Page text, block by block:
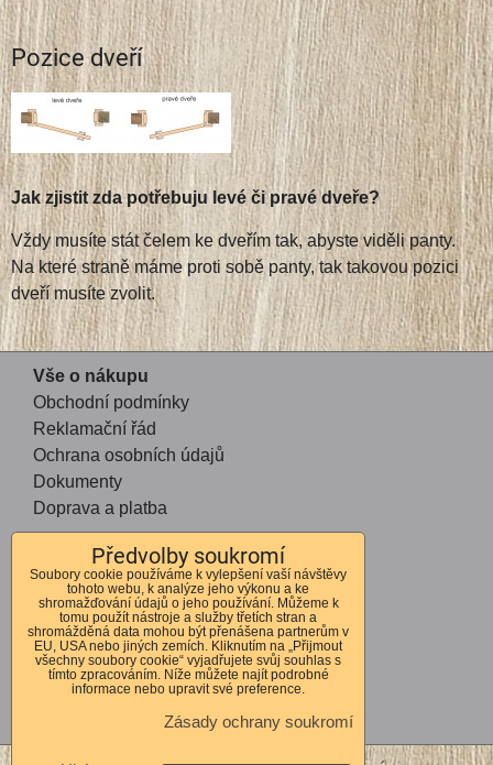
Pozice dveří
Jak zjistit zda potřebuju levé či pravé dveře?
Vždy musíte stát čelem ke dveřím tak, abyste viděli panty.
Na které straně máme proti sobě panty, tak takovou pozici
dveří musíte zvolit.
Vše o nákupu
Obchodní podmínky
Reklamační řád
Ochrana osobních údajů
Dokumenty
Doprava a platba
Kontakt
Andrea Mohauptová
Kvítkov 56
Česká Lípa
470 01
DIČ CZ7762262310
Předvolby soukromí
Soubory cookie používáme k vylepšení vaší návštěvy
tohoto webu, k analýze jeho výkonu a ke
shromažďování údajů o jeho používání. Můžeme k
tomu použít nástroje a služby třetích stran a
shromážděná data mohou být přenášena partnerům v
EU, USA nebo jiných zemích. Kliknutím na „Přijmout
všechny soubory cookie“ vyjadřujete svůj souhlas s
tímto zpracováním. Níže můžete najít podrobné
informace nebo upravit své preference.
Zásady ochrany soukromí